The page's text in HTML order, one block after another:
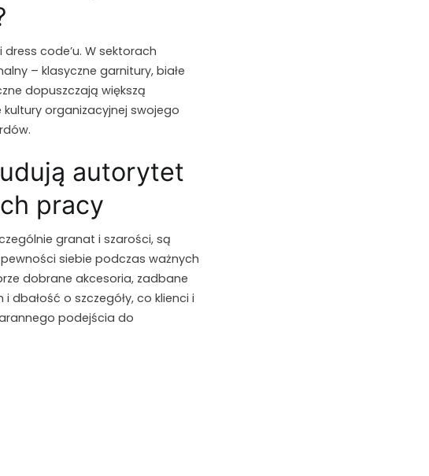
code’u. W sektorach
– klasyczne garnitury, białe
dopuszczają większą
organizacyjnej swojego
autorytet
pracy
granat i szarości, są
siebie podczas ważnych
dobrane akcesoria, zadbane
o szczegóły, co klienci i
podejścia do